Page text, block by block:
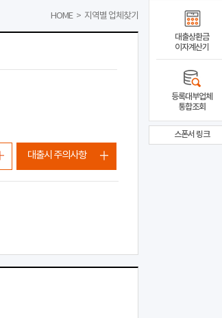
HOME > 지역별 업체찾기
대출시 주의사항
대출상환금
이자계산기
등록대부업체
통합조회
스폰서 링크